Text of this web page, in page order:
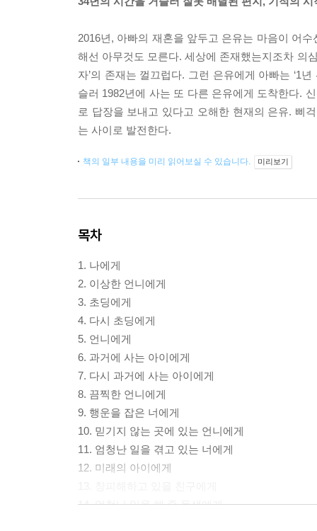
2016년, 아빠의 재혼을 앞두고 은유는 마음이 어
해선 아무것도 모른다. 세상에 존재했는지조차 의
자’의 존재는 껄끄럽다. 그런 은유에게 아빠는 ‘1
슬러 1982년에 사는 또 다른 은유에게 도착한다.
로 답장을 보내고 있다고 오해한 현재의 은유. 삐
는 사이로 발전한다.
책의 일부 내용을 미리 읽어보실 수 있습니다. 미리보기
목차
1. 나에게
2. 이상한 언니에게
3. 초딩에게
4. 다시 초딩에게
5. 언니에게
6. 과거에 사는 아이에게
7. 다시 과거에 사는 아이에게
8. 끔찍한 언니에게
9. 행운을 잡은 너에게
10. 믿기지 않는 곳에 있는 언니에게
11. 엄청난 일을 겪고 있는 너에게
12. 미래의 아이에게
14. 엄청난 일을 해 줄 동생에게